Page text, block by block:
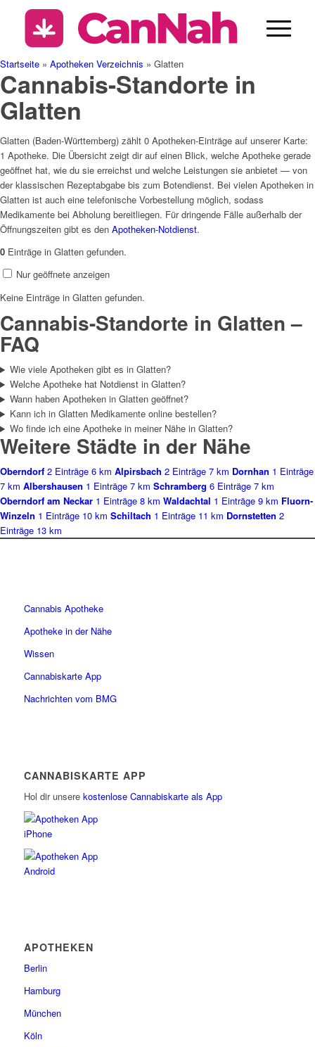
Startseite » Apotheken Verzeichnis » Glatten
Cannabis-Standorte in
Glatten
Glatten (Baden-Württemberg) zählt 0 Apotheken-Einträge auf unserer Karte:
1 Apotheke. Die Übersicht zeigt dir auf einen Blick, welche Apotheke gerade
geöffnet hat, wie du sie erreichst und welche Leistungen sie anbietet — von
der klassischen Rezeptabgabe bis zum Botendienst. Bei vielen Apotheken in
Glatten ist auch eine telefonische Vorbestellung möglich, sodass
Medikamente bei Abholung bereitliegen. Für dringende Fälle außerhalb der
Öffnungszeiten gibt es den Apotheken-Notdienst.
0 Einträge in Glatten gefunden.
Nur geöffnete anzeigen
Keine Einträge in Glatten gefunden.
Cannabis-Standorte in Glatten –
FAQ
Wie viele Apotheken gibt es in Glatten?
Welche Apotheke hat Notdienst in Glatten?
Wann haben Apotheken in Glatten geöffnet?
Kann ich in Glatten Medikamente online bestellen?
Wo finde ich eine Apotheke in meiner Nähe in Glatten?
Weitere Städte in der Nähe
Oberndorf 2 Einträge 6 km Alpirsbach 2 Einträge 7 km Dornhan 1 Einträge
7 km Albershausen 1 Einträge 7 km Schramberg 6 Einträge 7 km
Oberndorf am Neckar 1 Einträge 8 km Waldachtal 1 Einträge 9 km Fluorn-
Winzeln 1 Einträge 10 km Schiltach 1 Einträge 11 km Dornstetten 2
Einträge 13 km
Cannabis Apotheke
Apotheke in der Nähe
Wissen
Cannabiskarte App
Nachrichten vom BMG
CANNABISKARTE APP
Hol dir unsere kostenlose Cannabiskarte als App
APOTHEKEN
Berlin
Hamburg
München
Köln
Rezept & Blüten ab 3.99 € CannaZen.de